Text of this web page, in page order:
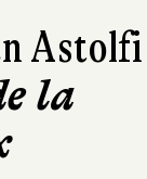
Astolfi
la